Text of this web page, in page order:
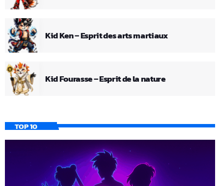
Kid Ken – Esprit des arts martiaux
Kid Fourasse – Esprit de la nature
TOP 10